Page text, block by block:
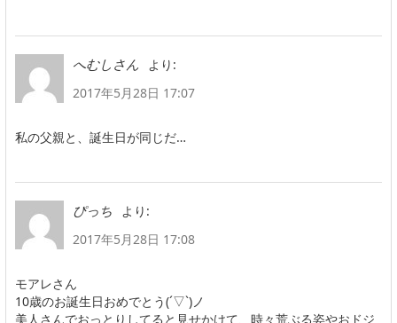
へむしさん
より:
2017年5月28日 17:07
私の父親と、誕生日が同じだ…
ぴっち
より:
2017年5月28日 17:08
モアレさん
10歳のお誕生日おめでとう(´▽`)ノ
美人さんでおっとりしてると見せかけて、時々荒ぶる姿やおドジ